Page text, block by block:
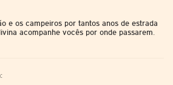
e os campeiros por tantos anos de estrada
acompanhe vocês por onde passarem.